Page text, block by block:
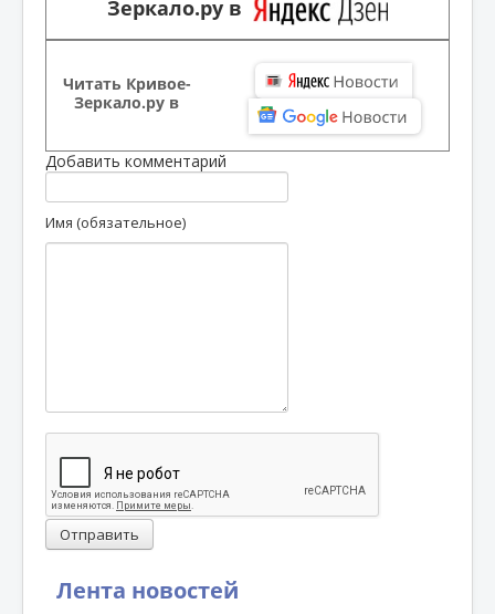
Лента новостей
Зеркало.ру в
Читать Кривое-
Зеркало.ру в
Добавить комментарий
Имя (обязательное)
Отправить